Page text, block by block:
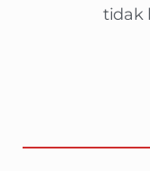
tidak